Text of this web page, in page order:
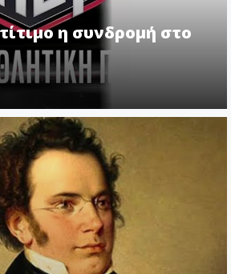
η συνδρομή στο